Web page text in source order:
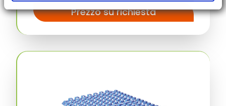
Prezzo su richiesta